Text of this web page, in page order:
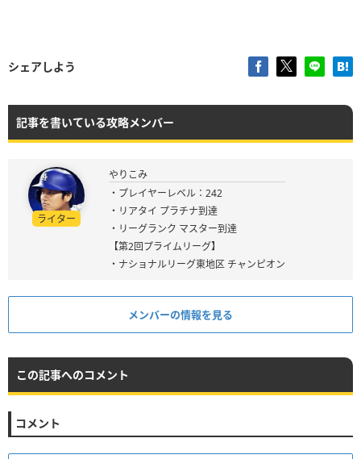
シェアしよう
記事を書いている攻略メンバー
ライター
やりこみ
・プレイヤーレベル：242
・リアタイ プラチナ到達
・リーグランク マスター到達
【第2回プライムリーグ】
・ナショナルリーグ東地区 チャンピオン
メンバーの情報を見る
この記事へのコメント
コメント